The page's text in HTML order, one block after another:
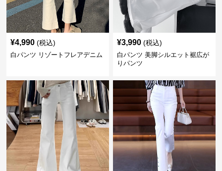
¥4,990 (税込)
白パンツ リゾートフレアデニム
¥3,990 (税込)
白パンツ 美脚シルエット裾広が
りパンツ